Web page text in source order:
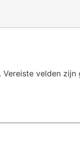
Vereiste velden zijn